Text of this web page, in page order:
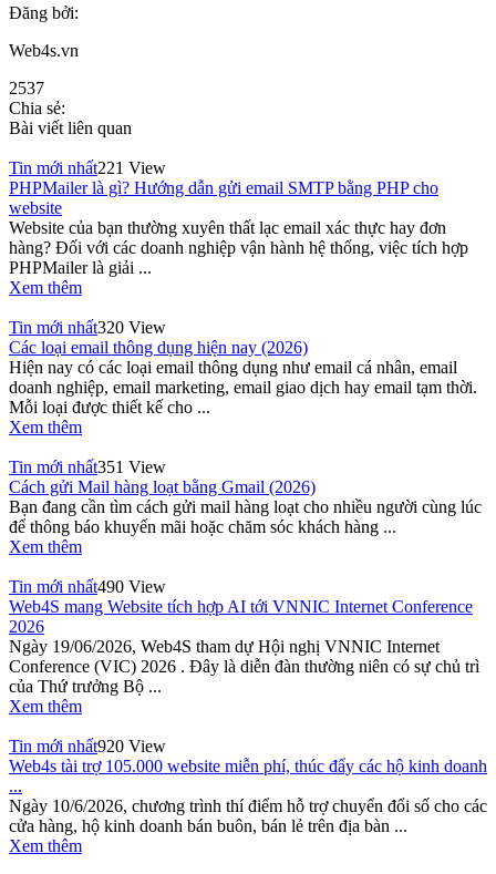
Đăng bởi:
Web4s.vn
2537
Chia sẻ:
Bài viết liên quan
Tin mới nhất221 View
PHPMailer là gì? Hướng dẫn gửi email SMTP bằng PHP cho
website
Website của bạn thường xuyên thất lạc email xác thực hay đơn
hàng? Đối với các doanh nghiệp vận hành hệ thống, việc tích hợp
PHPMailer là giải ...
Xem thêm
Tin mới nhất320 View
Các loại email thông dụng hiện nay (2026)
Hiện nay có các loại email thông dụng như email cá nhân, email
doanh nghiệp, email marketing, email giao dịch hay email tạm thời.
Mỗi loại được thiết kế cho ...
Xem thêm
Tin mới nhất351 View
Cách gửi Mail hàng loạt bằng Gmail (2026)
Bạn đang cần tìm cách gửi mail hàng loạt cho nhiều người cùng lúc
để thông báo khuyến mãi hoặc chăm sóc khách hàng ...
Xem thêm
Tin mới nhất490 View
Web4S mang Website tích hợp AI tới VNNIC Internet Conference
2026
Ngày 19/06/2026, Web4S tham dự Hội nghị VNNIC Internet
Conference (VIC) 2026 . Đây là diễn đàn thường niên có sự chủ trì
của Thứ trưởng Bộ ...
Xem thêm
Tin mới nhất920 View
Web4s tài trợ 105.000 website miễn phí, thúc đẩy các hộ kinh doanh
...
Ngày 10/6/2026, chương trình thí điểm hỗ trợ chuyển đổi số cho các
cửa hàng, hộ kinh doanh bán buôn, bán lẻ trên địa bàn ...
Xem thêm